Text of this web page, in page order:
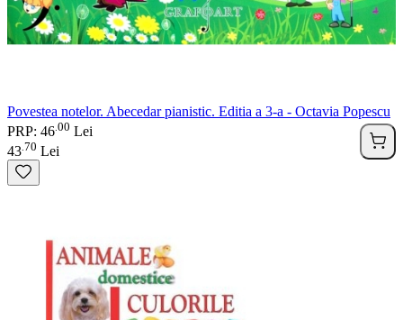
Povestea notelor. Abecedar pianistic. Editia a 3-a - Octavia Popescu
PRP: 46 00 Lei
43 70 Lei